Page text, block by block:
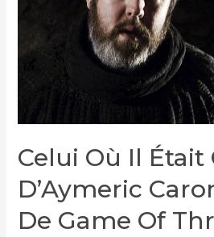
longs
Celui Où Il Était
D’Aymeric
De Game Of